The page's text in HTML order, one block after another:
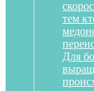
тем
Для